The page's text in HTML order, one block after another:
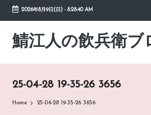
Skip
content
2026年8月9日(日)- 8:28:40 AM
鯖江人の飲兵衛ブ
日々
の
草
25-04-28 19-35-26 3656
Home 25-04-28 19-35-26 3656